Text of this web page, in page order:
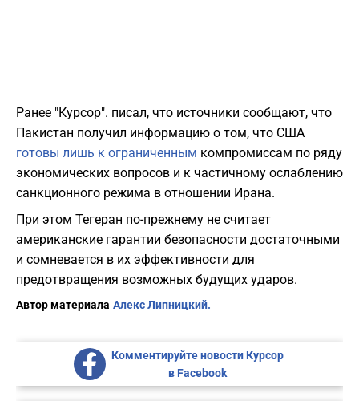
Ранее "Курсор". писал, что источники сообщают, что
Пакистан получил информацию о том, что США
готовы лишь к ограниченным компромиссам по ряду
экономических вопросов и к частичному ослаблению
санкционного режима в отношении Ирана.
При этом Тегеран по-прежнему не считает
американские гарантии безопасности достаточными
и сомневается в их эффективности для
предотвращения возможных будущих ударов.
Автор материала Алекс Липницкий.
Комментируйте новости Курсор
в Facebook